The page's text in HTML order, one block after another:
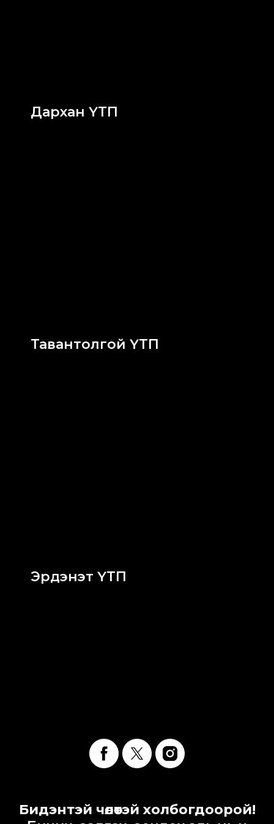
Дархан ҮТП
Тавантолгой ҮТП
Эрдэнэт ҮТП
Бидэнтэй чөлөөтэй холбогдоорой!